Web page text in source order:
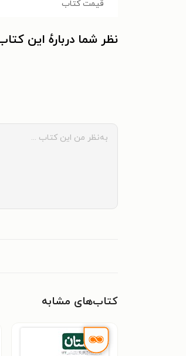
قیمت کتاب
نظر شما دربارهٔ این
کتاب‌های مشابه